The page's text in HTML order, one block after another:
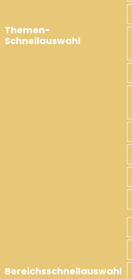
Themen-
Schnellauswahl
Bereichsschnellauswahl